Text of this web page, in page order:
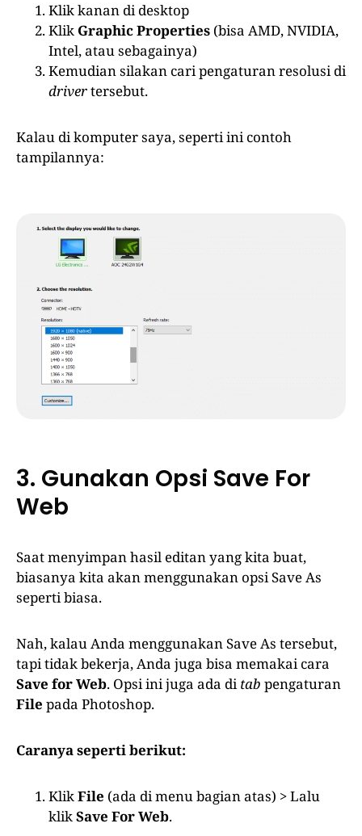
Klik kanan di desktop
Klik Graphic Properties (bisa AMD, NVIDIA,
Intel, atau sebagainya)
Kemudian silakan cari pengaturan resolusi di
drivertersebut.
Kalau di komputer saya, seperti ini contoh
tampilannya:
3. Gunakan Opsi Save For
Web
Saat menyimpan hasil editan yang kita buat,
biasanya kita akan menggunakan opsi Save As
seperti biasa.
Nah, kalau Anda menggunakan Save As tersebut,
tapi tidak bekerja, Anda juga bisa memakai cara
Save for Web. Opsi ini juga ada ditab pengaturan
File pada Photoshop.
Caranya seperti berikut:
KlikFile (ada di menu bagian atas) > Lalu
klikSave For Web.